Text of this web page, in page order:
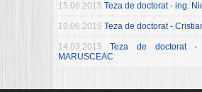
15.06.2015 Teza de doctorat - ing.
10.06.2015 Teza de doctorat -
14.03.2015
Teza de doctorat -
MARUSCEAC